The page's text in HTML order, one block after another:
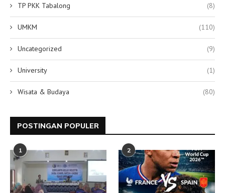
TP PKK Tabalong (8)
UMKM (110)
Uncategorized (9)
University (1)
Wisata & Budaya (80)
POSTINGAN POPULER
1 2